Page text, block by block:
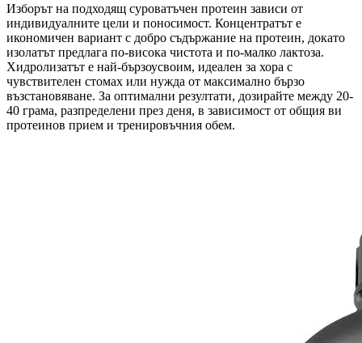
Изборът на подходящ суроватъчен протеин зависи от
индивидуалните цели и поносимост. Концентратът е
икономичен вариант с добро съдържание на протеин, докато
изолатът предлага по-висока чистота и по-малко лактоза.
Хидролизатът е най-бързоусвоим, идеален за хора с
чувствителен стомах или нужда от максимално бързо
възстановяване. За оптимални резултати, дозирайте между 20-
40 грама, разпределени през деня, в зависимост от общия ви
протеинов прием и тренировъчния обем.